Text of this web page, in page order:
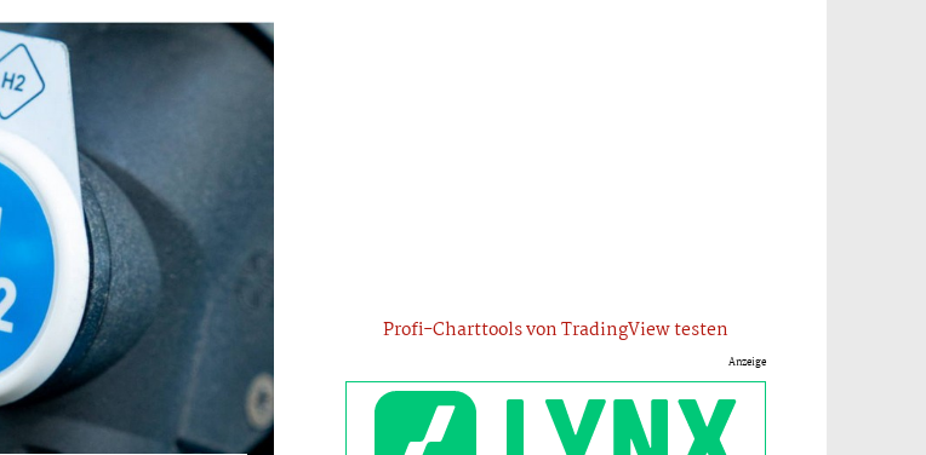
Profi-Charttools von TradingView testen
Anzeige